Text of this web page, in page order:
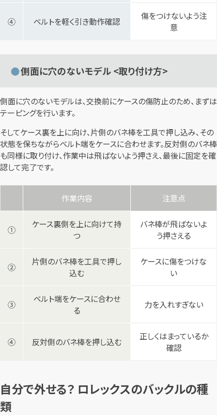
④ ベルトを軽く引き動作確認
傷をつけないよう注
意
側面に穴のないモデル <取り付け方>
側面に穴のないモデルは、交換前にケースの傷防止のため、まずは
テーピングを行います。
そしてケース裏を上に向け、片側のバネ棒を工具で押し込み、その
状態を保ちながらベルト端をケースに合わせます。反対側のバネ棒
も同様に取り付け、作業中は飛ばないよう押さえ、最後に固定を確
認して完了です。
作業内容 注意点
①
ケース裏側を上に向けて持
つ
バネ棒が飛ばないよ
う押さえる
②
片側のバネ棒を工具で押し
込む
ケースに傷をつけな
い
③
ベルト端をケースに合わせ
る
力を入れすぎない
④ 反対側のバネ棒を押し込む
正しくはまっているか
確認
自分で外せる？ ロレックスのバックルの種
類